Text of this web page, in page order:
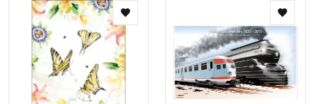
Toevoegen
aan
verlanglijst
aan